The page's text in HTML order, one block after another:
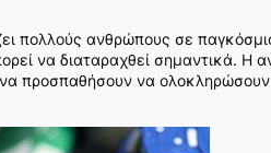
πολλούς ανθρώπους σε
να διαταραχθεί σημαντικά.
να προσπαθήσουν να